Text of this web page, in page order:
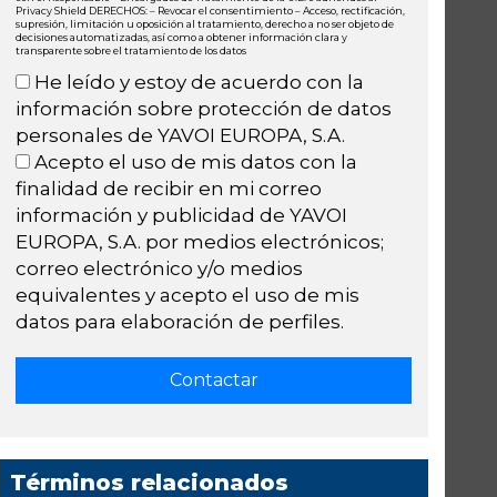
Privacy Shield DERECHOS: – Revocar el consentimiento – Acceso, rectificación,
supresión, limitación u oposición al tratamiento, derecho a no ser objeto de
decisiones automatizadas, así como a obtener información clara y
transparente sobre el tratamiento de los datos
He leído y estoy de acuerdo con la
información sobre protección de datos
personales de YAVOI EUROPA, S.A.
Acepto el uso de mis datos con la
finalidad de recibir en mi correo
información y publicidad de YAVOI
EUROPA, S.A. por medios electrónicos;
correo electrónico y/o medios
equivalentes y acepto el uso de mis
datos para elaboración de perfiles.
Términos relacionados